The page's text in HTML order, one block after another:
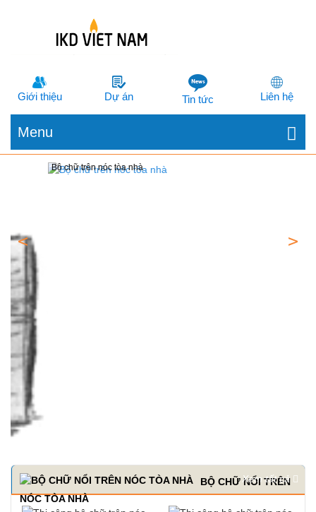
Giới thiệu Dự án Tin tức Liên hệ
Menu
Bộ chữ trên nóc tòa nhà
< >
BỘ CHỮ NỔI TRÊN
NÓC TÒA NHÀ
Xem tất cả